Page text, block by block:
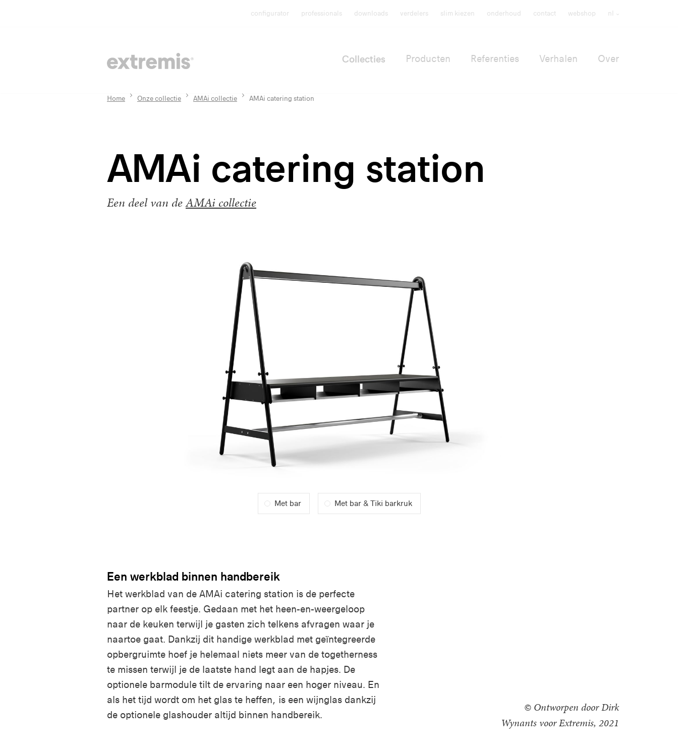
configurator professionals downloads verdelers slim kiezen onderhoud contact webshop nl
Collecties Producten Referenties Verhalen Over
Home Onze collectie AMAi collectie AMAi catering station
AMAi catering station
Een deel van deAMAi collectie
Met bar Met bar & Tiki barkruk
Een werkblad binnen handbereik
Het werkblad van de AMAi catering station is de perfecte
partner op elk feestje. Gedaan met het heen-en-weergeloop
naar de keuken terwijl je gasten zich telkens afvragen waar je
naartoe gaat. Dankzij dit handige werkblad met geïntegreerde
opbergruimte hoef je helemaal niets meer van de togetherness
te missen terwijl je de laatste hand legt aan de hapjes. De
optionele barmodule tilt de ervaring naar een hoger niveau. En
als het tijd wordt om het glas te heffen, is een wijnglas dankzij
de optionele glashouder altijd binnen handbereik.
© Ontworpen door Dirk
Wynants voor Extremis, 2021